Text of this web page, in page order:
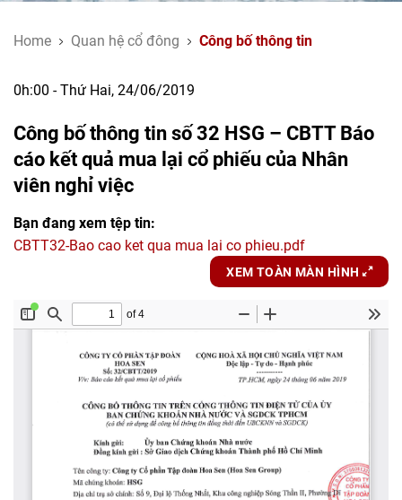
Home Quan hệ cổ đông Công bố thông tin
0h:00 - Thứ Hai, 24/06/2019
Công bố thông tin số 32 HSG – CBTT Báo
cáo kết quả mua lại cổ phiếu của Nhân
viên nghỉ việc
Bạn đang xem tệp tin:
CBTT32-Bao cao ket qua mua lai co phieu.pdf
XEM TOÀN MÀN HÌNH